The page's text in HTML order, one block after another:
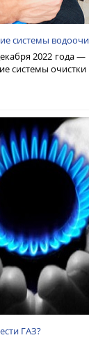
системы
2022 года
системы
ГАЗ?